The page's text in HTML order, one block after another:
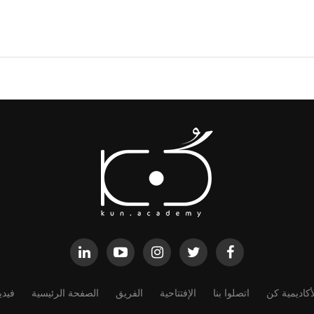
كن اتصلوا بنا الإفتتاحية الفريق الصفحة الرئيسية